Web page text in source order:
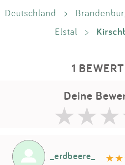
Deutschland >
Elstal
>
1
Deine
_erdbeere_